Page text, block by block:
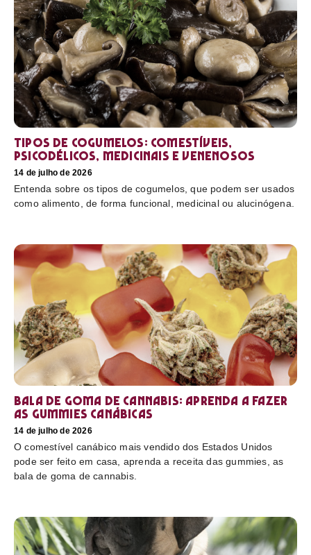
Tipos de cogumelos: comestíveis,
psicodélicos, medicinais e venenosos
14 de julho de 2026
Entenda sobre os tipos de cogumelos, que podem ser usados
como alimento, de forma funcional, medicinal ou alucinógena.
Bala de goma de cannabis: aprenda a fazer
as gummies canábicas
14 de julho de 2026
O comestível canábico mais vendido dos Estados Unidos
pode ser feito em casa, aprenda a receita das gummies, as
bala de goma de cannabis.